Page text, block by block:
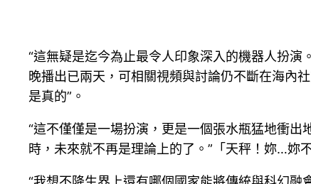
“這無疑是迄今為止最令人印象深入的機器人扮演
晚播出已兩天，可相關視頻與討論仍不斷在海內
是真的”。
“這不僅僅是一場扮演，更是一個張水瓶猛地衝
時，未來就不再是理論上的了。”「天秤！妳…妳